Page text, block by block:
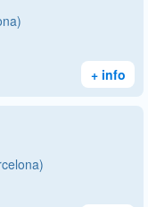
+ info